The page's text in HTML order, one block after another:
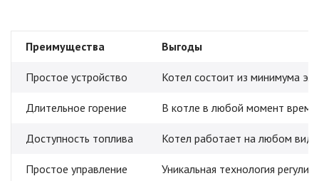
Преимущества Выгоды
Простое устройство Котел состоит из минимума
Длительное горение В котле в любой момент
Доступность топлива Котел работает на любом
Простое управление Уникальная технология